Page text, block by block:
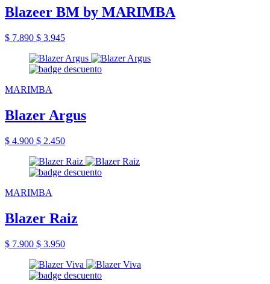
Blazeer BM by MARIMBA
$ 7.890 $ 3.945
MARIMBA
Blazer Argus
$ 4.900 $ 2.450
MARIMBA
Blazer Raiz
$ 7.900 $ 3.950